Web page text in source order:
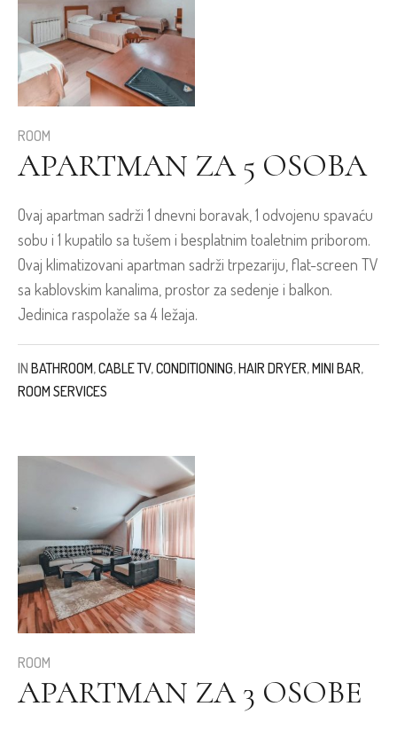
ROOM
APARTMAN ZA 5 OSOBA
Ovaj apartman sadrži 1 dnevni boravak, 1 odvojenu spavaću
sobu i 1 kupatilo sa tušem i besplatnim toaletnim priborom.
Ovaj klimatizovani apartman sadrži trpezariju, flat-screen TV
sa kablovskim kanalima, prostor za sedenje i balkon.
Jedinica raspolaže sa 4 ležaja.
IN BATHROOM,CABLE TV,CONDITIONING,HAIR DRYER,MINI BAR,
ROOM SERVICES
ROOM
APARTMAN ZA 3 OSOBE